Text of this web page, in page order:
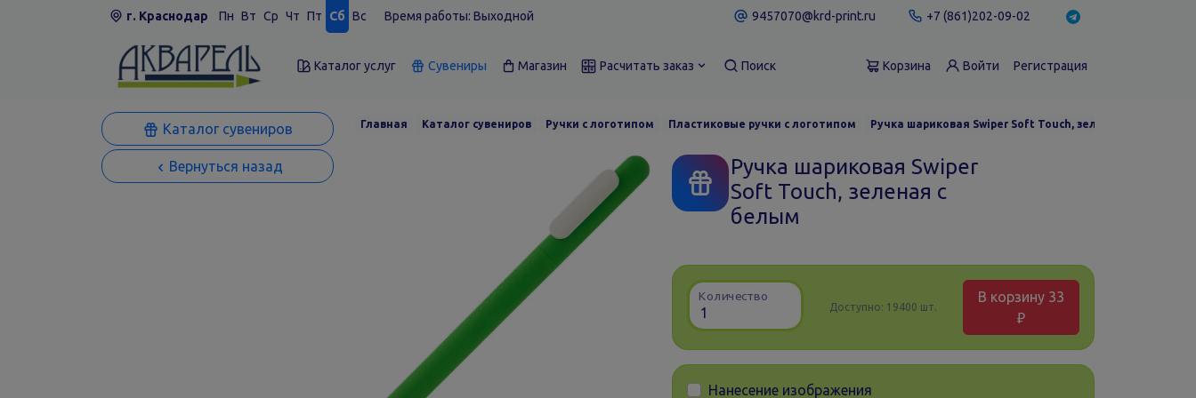
г. Краснодар Пн Вт Ср Чт Пт Сб Вс Время работы: Выходной 9457070@krd-print.ru +7 (861)202-09-02
Каталог услуг Сувениры Магазин Расчитать заказ Поиск Корзина Войти Регистрация
Каталог сувениров
Вернуться назад
Главная Каталог сувениров Ручки с логотипом Пластиковые ручки с логотипом Ручка шариковая Swiper Soft Touch, зеленая с белым
Ручка шариковая Swiper
Soft Touch, зеленая с
белым
Количество
Доступно: 19400 шт.
В корзину 33
₽
Нанесение изображения